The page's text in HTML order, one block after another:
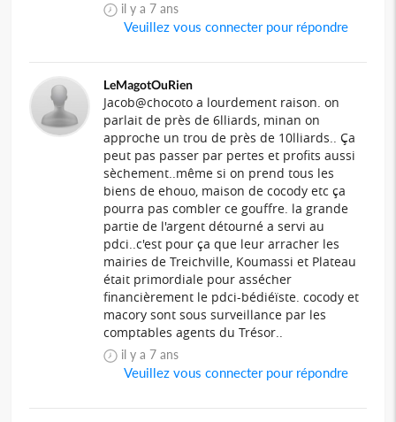
il y a 7 ans
Veuillez vous connecter pour répondre
LeMagotOuRien
Jacob@chocoto a lourdement raison. on
parlait de près de 6lliards, minan on
approche un trou de près de 10lliards.. Ça
peut pas passer par pertes et profits aussi
sèchement..même si on prend tous les
biens de ehouo, maison de cocody etc ça
pourra pas combler ce gouffre. la grande
partie de l'argent détourné a servi au
pdci..c'est pour ça que leur arracher les
mairies de Treichville, Koumassi et Plateau
était primordiale pour assécher
financièrement le pdci-bédiéïste. cocody et
macory sont sous surveillance par les
comptables agents du Trésor..
il y a 7 ans
Veuillez vous connecter pour répondre